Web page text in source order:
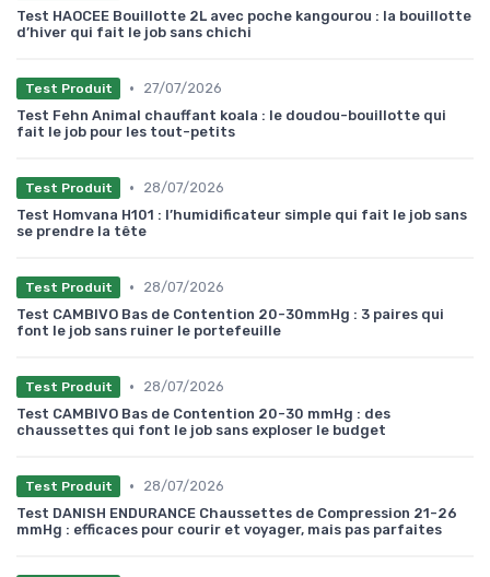
Test HAOCEE Bouillotte 2L avec poche kangourou : la bouillotte
d’hiver qui fait le job sans chichi
Test Produit •
27/07/2026
Test Fehn Animal chauffant koala : le doudou-bouillotte qui
fait le job pour les tout-petits
Test Produit •
28/07/2026
Test Homvana H101 : l’humidificateur simple qui fait le job sans
se prendre la tête
Test Produit •
28/07/2026
Test CAMBIVO Bas de Contention 20-30mmHg : 3 paires qui
font le job sans ruiner le portefeuille
Test Produit •
28/07/2026
Test CAMBIVO Bas de Contention 20-30 mmHg : des
chaussettes qui font le job sans exploser le budget
Test Produit •
28/07/2026
Test DANISH ENDURANCE Chaussettes de Compression 21-26
mmHg : efficaces pour courir et voyager, mais pas parfaites